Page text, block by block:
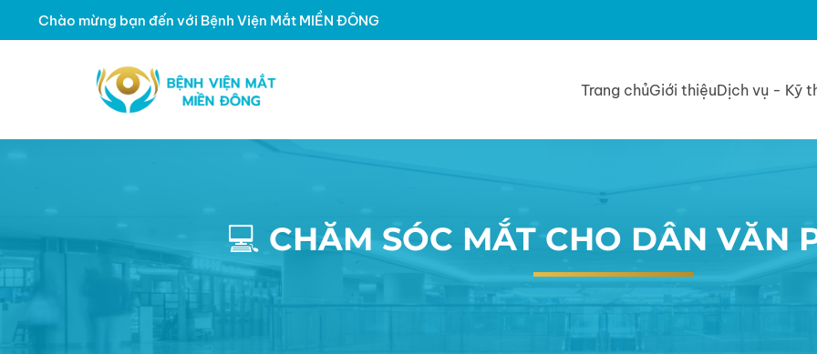
Chào mừng bạn đến với Bệnh Viện Mắt MIỀN ĐÔNG
Trang chủGiới thiệuDịch vụ - Kỹ
💻 CHĂM SÓC MẮT CHO DÂN VĂN